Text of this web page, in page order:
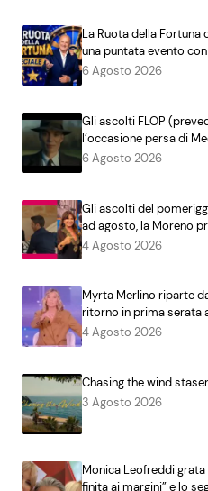
La Ruota della Fortuna
una puntata evento
6 Agosto 2026
Gli ascolti FLOP
l’occasione persa di
6 Agosto 2026
Gli ascolti del
ad agosto, la Moreno
4 Agosto 2026
Myrta Merlino riparte
ritorno in prima serata
4 Agosto 2026
Chasing the wind
3 Agosto 2026
Monica Leofreddi grata
finita ai margini” e lo